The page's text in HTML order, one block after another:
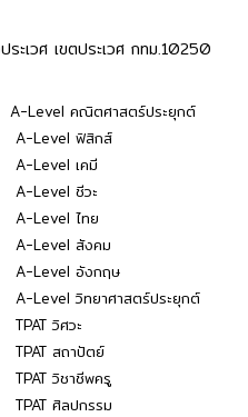
เวศ เขตประเวศ กทม.10250
A-Level คณิตศาสตร์ประยุกต์
A-Level ฟิสิกส์
A-Level เคมี
A-Level ชีวะ
A-Level ไทย
A-Level สังคม
A-Level อังกฤษ
A-Level วิทยาศาสตร์ประยุกต์
TPAT วิศวะ
TPAT สถาปัตย์
TPAT วิชาชีพครู
TPAT ศิลปกรรม